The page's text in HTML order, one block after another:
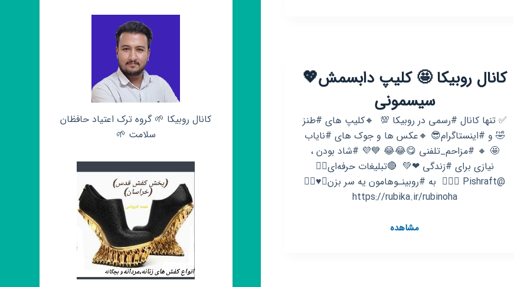
کانال روبیکا 🤩 کلیپ دابسمش💖
سیسمونی
✅ تنها کانال #رسمی در روبیکا 💯 ‌ 🔸️کلیپ های #طنز
🤣 و #اینستاگرام😎 🔸️عکس ها و جوک های #نایاب
🤩 🔸️ #مزاحم_تلفنی 😋😂😂 💙💜 #شاد بودن ،
نیازی برای #زندگی ❤💚 ‌ 🔴تبلیغات حرفه‌ای👈🏿
@Pishraft 🧗🏻‍♂ ‌‌ به #روبینـوهامون یه سر بزن😍♥️👇🏿
https://rubika.ir/rubinoha
مشاهدهکانال
کانال روبیکا 🌱 گروه ترک اعتیاد حافظان
سلامت 🌱